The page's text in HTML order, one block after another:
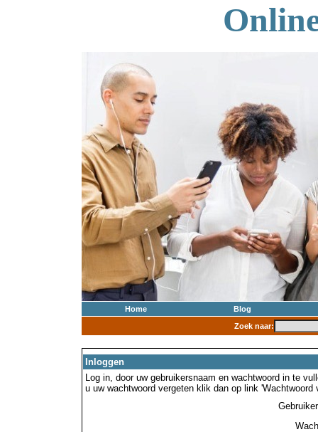
Home
Blog
Zoek naar:
Inloggen
Log in, door uw gebruikersnaam en wachtwoord in te
u uw wachtwoord vergeten klik dan op link 'Wachtwoord